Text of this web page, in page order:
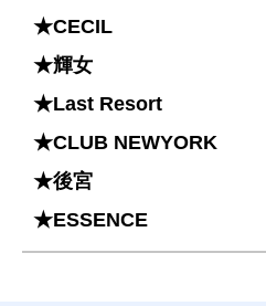
★CECIL
★輝女
★Last Resort
★CLUB NEWYORK
★後宮
★ESSENCE